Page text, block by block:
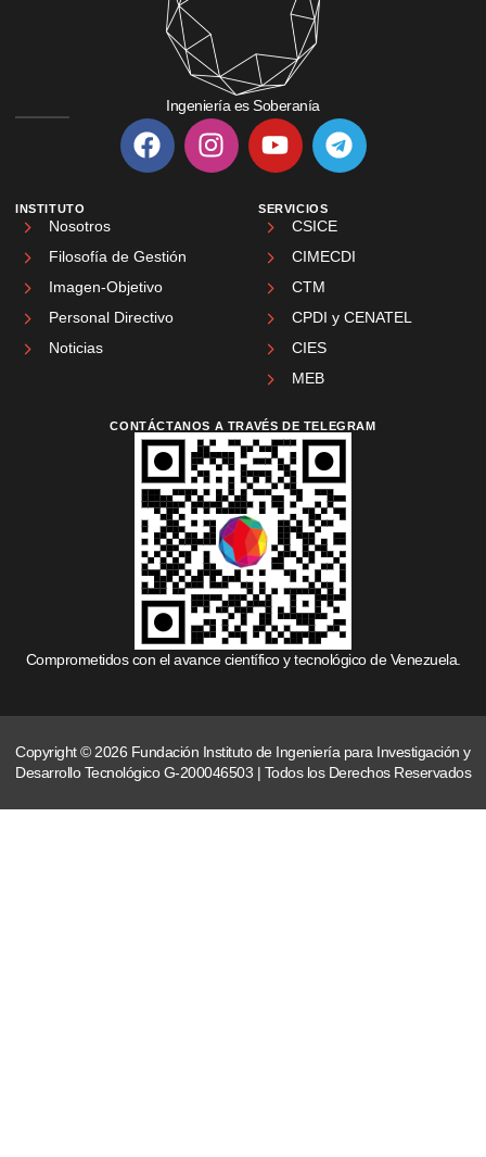
Ingeniería es Soberanía
INSTITUTO
Nosotros
Filosofía de Gestión
Imagen-Objetivo
Personal Directivo
Noticias
SERVICIOS
CSICE
CIMECDI
CTM
CPDI y CENATEL
CIES
MEB
CONTÁCTANOS A TRAVÉS DE TELEGRAM
Comprometidos con el avance científico y tecnológico de Venezuela.
Copyright © 2026 Fundación Instituto de Ingeniería para Investigación y
Desarrollo Tecnológico G-200046503 | Todos los Derechos Reservados